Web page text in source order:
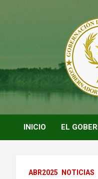
ARTURO MENDEZ
INICIO EL
ABR2025 NOTICIAS